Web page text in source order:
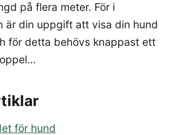
på flera meter. För i
är din uppgift att visa din hund
för detta behövs knappast ett
för hund